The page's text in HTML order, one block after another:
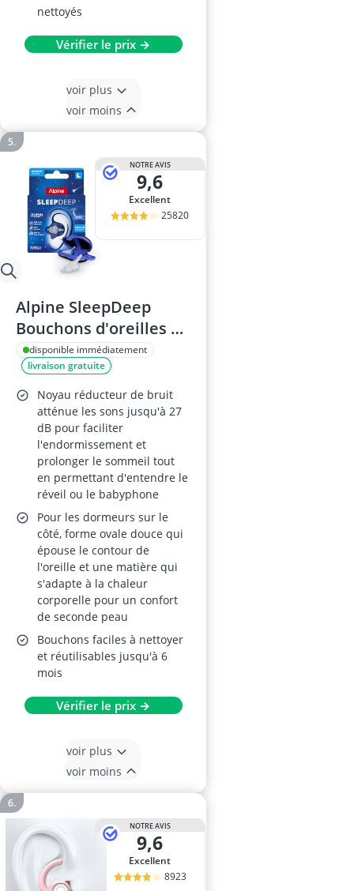
nettoyés
Vérifier le prix →
voir plus
voir moins
NOTRE AVIS
9,6
Excellent
25820
Alpine SleepDeep
Bouchons d'oreilles –
pour dormeurs sur le
côté et ronflement –
27 dB SNR –
hypoallergéniques,
sans silicone – 1 paire
(S/Petite)
disponible immédiatement
livraison gratuite
Noyau réducteur de bruit
atténue les sons jusqu'à 27
dB pour faciliter
l'endormissement et
prolonger le sommeil tout
en permettant d'entendre le
réveil ou le babyphone
Pour les dormeurs sur le
côté, forme ovale douce qui
épouse le contour de
l'oreille et une matière qui
s'adapte à la chaleur
corporelle pour un confort
de seconde peau
Bouchons faciles à nettoyer
et réutilisables jusqu'à 6
mois
Vérifier le prix →
voir plus
voir moins
NOTRE AVIS
9,6
Excellent
8923